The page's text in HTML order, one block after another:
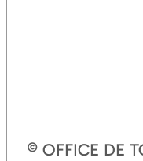
© OFFICE DE